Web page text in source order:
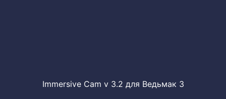
Immersive Cam v 3.2 для Ведьмак 3